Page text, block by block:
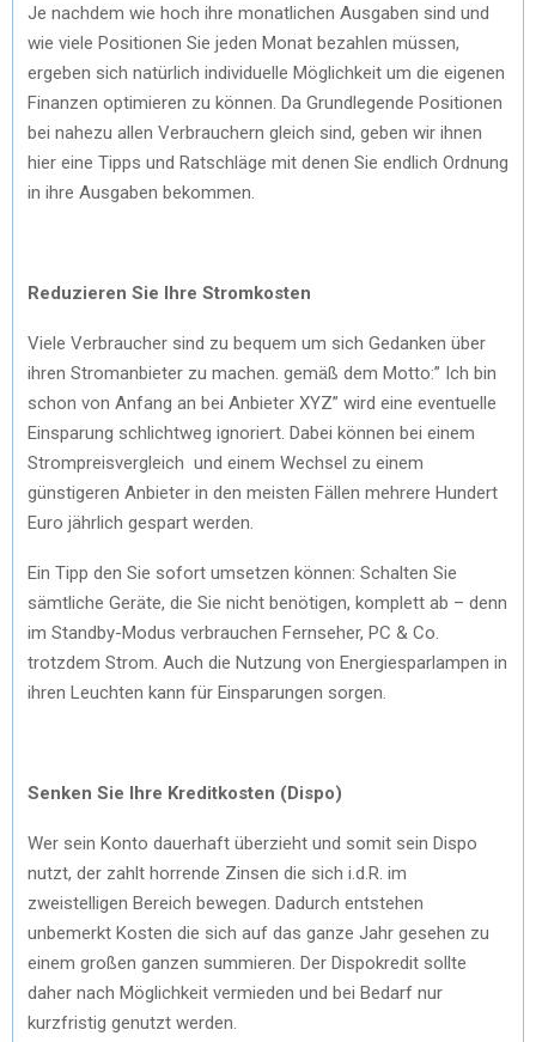
Je nachdem wie hoch ihre monatlichen Ausgaben sind und
wie viele Positionen Sie jeden Monat bezahlen müssen,
ergeben sich natürlich individuelle Möglichkeit um die eigenen
Finanzen optimieren zu können. Da Grundlegende Positionen
bei nahezu allen Verbrauchern gleich sind, geben wir ihnen
hier eine Tipps und Ratschläge mit denen Sie endlich Ordnung
in ihre Ausgaben bekommen.
Reduzieren Sie Ihre Stromkosten
Viele Verbraucher sind zu bequem um sich Gedanken über
ihren Stromanbieter zu machen. gemäß dem Motto:” Ich bin
schon von Anfang an bei Anbieter XYZ” wird eine eventuelle
Einsparung schlichtweg ignoriert. Dabei können bei einem
Strompreisvergleich und einem Wechsel zu einem
günstigeren Anbieter in den meisten Fällen mehrere Hundert
Euro jährlich gespart werden.
Ein Tipp den Sie sofort umsetzen können: Schalten Sie
sämtliche Geräte, die Sie nicht benötigen, komplett ab – denn
im Standby-Modus verbrauchen Fernseher, PC & Co.
trotzdem Strom. Auch die Nutzung von Energiesparlampen in
ihren Leuchten kann für Einsparungen sorgen.
Senken Sie Ihre Kreditkosten (Dispo)
Wer sein Konto dauerhaft überzieht und somit sein Dispo
nutzt, der zahlt horrende Zinsen die sich i.d.R. im
zweistelligen Bereich bewegen. Dadurch entstehen
unbemerkt Kosten die sich auf das ganze Jahr gesehen zu
einem großen ganzen summieren. Der Dispokredit sollte
daher nach Möglichkeit vermieden und bei Bedarf nur
kurzfristig genutzt werden.